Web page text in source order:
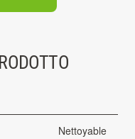
Nettoyable